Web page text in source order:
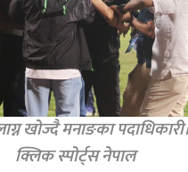
खोज्दै मनाङका
क्लिक स्पोर्ट्स नेपाल